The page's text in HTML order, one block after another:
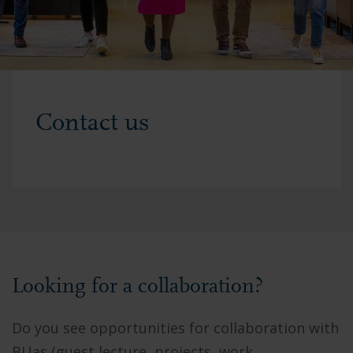
Contact us
Looking for a collaboration?
Do you see opportunities for collaboration with